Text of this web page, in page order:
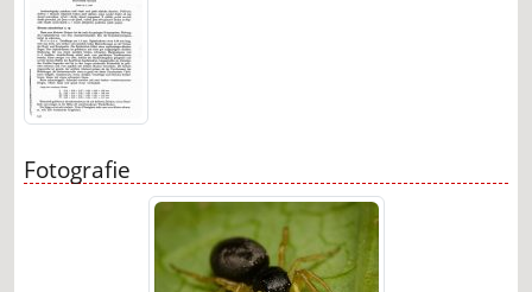
Fotografie